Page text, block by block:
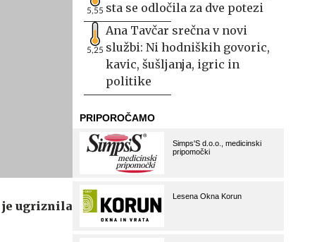
je ugriznila
5,55 sta se odločila za dve potezi
5,25
Ana Tavčar srečna v novi
službi: Ni hodniških govoric,
kavic, šušljanja, igric in
politike